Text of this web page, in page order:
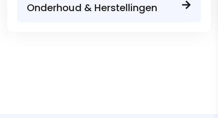
Onderhoud & Herstellingen